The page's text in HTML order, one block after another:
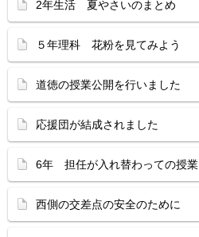
2年生活 夏やさいのまとめ
５年理科 花粉を見てみよう
道徳の授業公開を行いました
応援団が結成されました
6年 担任が入れ替わっての授業
西側の交差点の安全のために